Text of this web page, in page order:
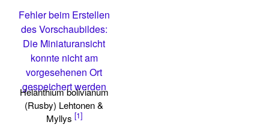
Fehler beim Erstellen
des Vorschaubildes:
Die Miniaturansicht
konnte nicht am
vorgesehenen Ort
gespeichert werden
Helanthium bolivianum
(Rusby) Lehtonen &
Myllys [1]